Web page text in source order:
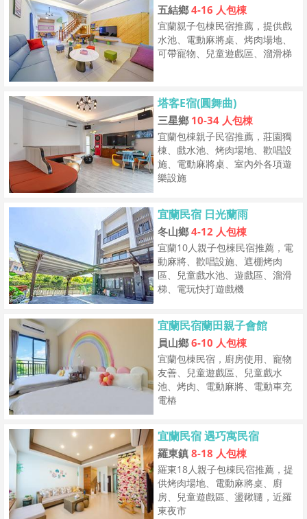
五結鄉 4-16 人包棟
宜蘭親子包棟民宿推薦，提供戲
水池、電動麻將桌、烤肉場地、
可帶寵物、兒童遊戲區、溜滑梯
塔客E宿(圓舞曲)
三星鄉 10-34 人包棟
宜蘭包棟親子民宿推薦，莊園獨
棟、戲水池、烤肉場地、歡唱設
施、電動麻將桌、室內外各項遊
樂設施
宜蘭民宿 日光蘭雨
冬山鄉 4-12 人包棟
宜蘭10人親子包棟民宿推薦，電
動麻將、歡唱設施、遮棚烤肉
區、兒童戲水池、遊戲區、溜滑
梯、電玩快打遊戲機
宜蘭民宿蘭田親子會館
員山鄉 6-10 人包棟
宜蘭包棟民宿，廚房使用、寵物
友善、兒童遊戲區、兒童戲水
池、烤肉、電動麻將、電動車充
電樁
宜蘭民宿 遇巧寓民宿
羅東鎮 8-18 人包棟
羅東18人親子包棟民宿推薦，提
供烤肉場地、電動麻將桌、廚
房、兒童遊戲區、盪鞦韆，近羅
東夜市